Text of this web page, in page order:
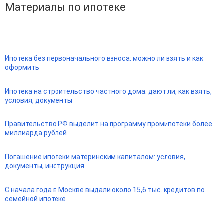
Материалы по ипотеке
Ипотека без первоначального взноса: можно ли взять и как
оформить
Ипотека на строительство частного дома: дают ли, как взять,
условия, документы
Правительство РФ выделит на программу промипотеки более
миллиарда рублей
Погашение ипотеки материнским капиталом: условия,
документы, инструкция
С начала года в Москве выдали около 15,6 тыс. кредитов по
семейной ипотеке